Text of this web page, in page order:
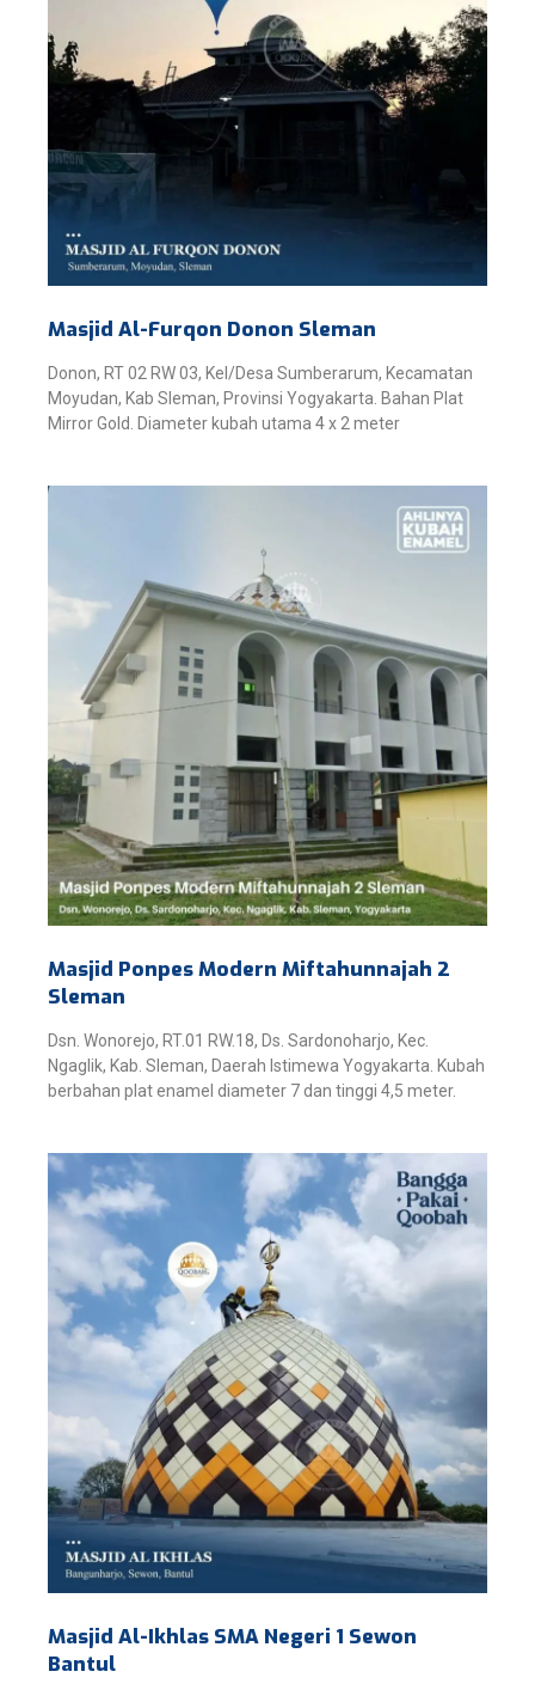
Masjid Al-Furqon Donon Sleman
Donon, RT 02 RW 03, Kel/Desa Sumberarum, Kecamatan
Moyudan, Kab Sleman, Provinsi Yogyakarta. Bahan Plat
Mirror Gold. Diameter kubah utama 4 x 2 meter
Masjid Ponpes Modern Miftahunnajah 2
Sleman
Dsn. Wonorejo, RT.01 RW.18, Ds. Sardonoharjo, Kec.
Ngaglik, Kab. Sleman, Daerah Istimewa Yogyakarta. Kubah
berbahan plat enamel diameter 7 dan tinggi 4,5 meter.
Masjid Al-Ikhlas SMA Negeri 1 Sewon
Bantul